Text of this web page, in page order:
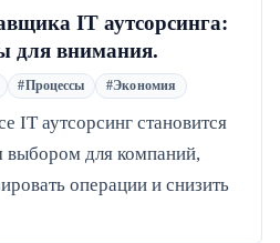
IT аутсорсинга:
для внимания.
#Процессы #Экономия
IT аутсорсинг становится
выбором для компаний,
операции и снизить